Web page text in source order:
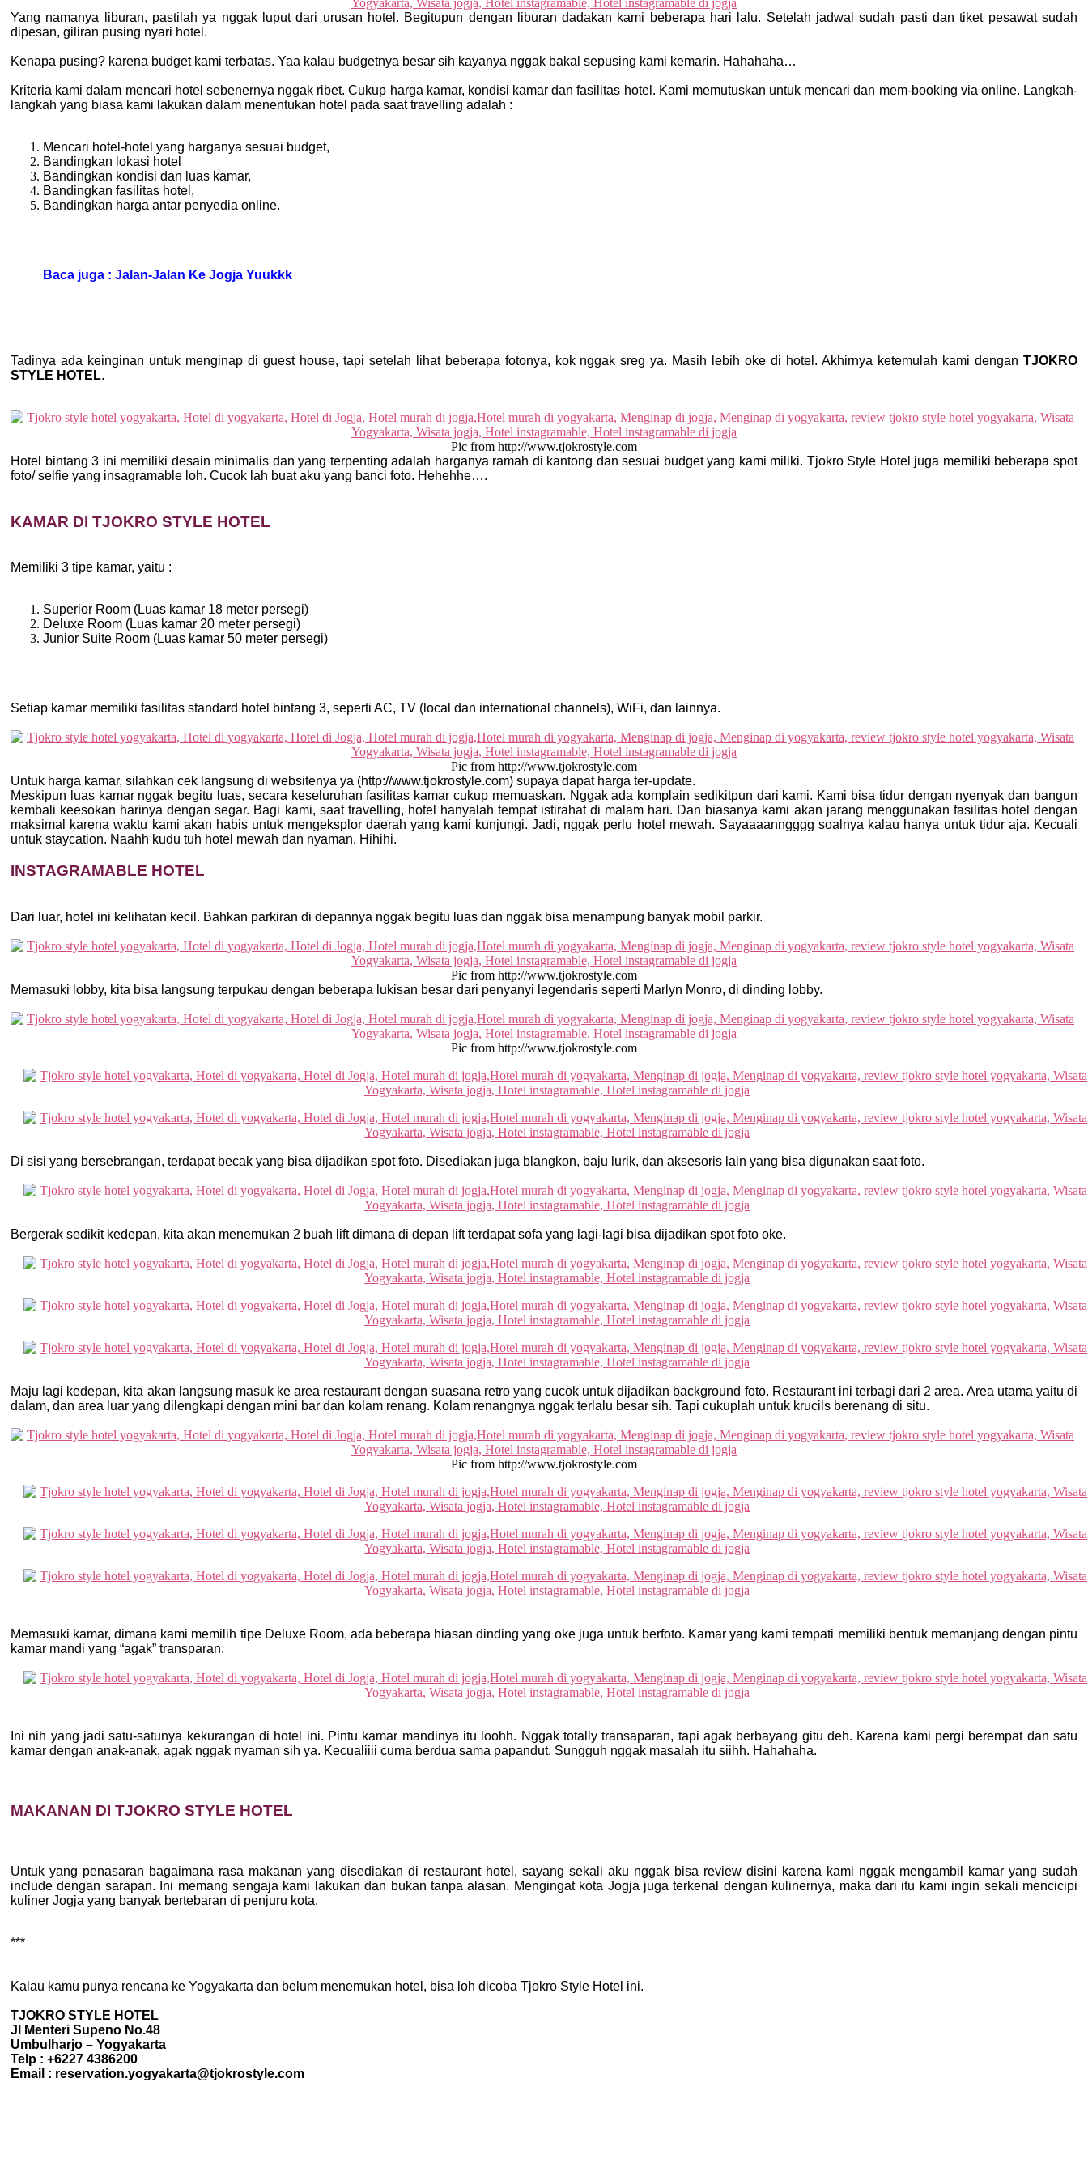
Yang namanya liburan, pastilah ya nggak luput dari urusan hotel. Begitupun dengan liburan dadakan kami beberapa hari lalu. Setelah jadwal sudah pasti dan tiket pesawat sudah
dipesan, giliran pusing nyari hotel.
Kenapa pusing? karena budget kami terbatas. Yaa kalau budgetnya besar sih kayanya nggak bakal sepusing kami kemarin. Hahahaha…
Kriteria kami dalam mencari hotel sebenernya nggak ribet. Cukup harga kamar, kondisi kamar dan fasilitas hotel. Kami memutuskan untuk mencari dan mem-booking via online. Langkah-
langkah yang biasa kami lakukan dalam menentukan hotel pada saat travelling adalah :
Mencari hotel-hotel yang harganya sesuai budget,
Bandingkan lokasi hotel
Bandingkan kondisi dan luas kamar,
Bandingkan fasilitas hotel,
Bandingkan harga antar penyedia online.
Baca juga : Jalan-Jalan Ke Jogja Yuukkk
Tadinya ada keinginan untuk menginap di guest house, tapi setelah lihat beberapa fotonya, kok nggak sreg ya. Masih lebih oke di hotel. Akhirnya ketemulah kami dengan TJOKRO
STYLE HOTEL.
Pic from http://www.tjokrostyle.com
Hotel bintang 3 ini memiliki desain minimalis dan yang terpenting adalah harganya ramah di kantong dan sesuai budget yang kami miliki. Tjokro Style Hotel juga memiliki beberapa spot
foto/ selfie yang insagramable loh. Cucok lah buat aku yang banci foto. Hehehhe….
KAMAR DI TJOKRO STYLE HOTEL
Memiliki 3 tipe kamar, yaitu :
Superior Room (Luas kamar 18 meter persegi)
Deluxe Room (Luas kamar 20 meter persegi)
Junior Suite Room (Luas kamar 50 meter persegi)
Setiap kamar memiliki fasilitas standard hotel bintang 3, seperti AC, TV (local dan international channels), WiFi, dan lainnya.
Pic from http://www.tjokrostyle.com
Untuk harga kamar, silahkan cek langsung di websitenya ya (http://www.tjokrostyle.com) supaya dapat harga ter-update.
Meskipun luas kamar nggak begitu luas, secara keseluruhan fasilitas kamar cukup memuaskan. Nggak ada komplain sedikitpun dari kami. Kami bisa tidur dengan nyenyak dan bangun
kembali keesokan harinya dengan segar. Bagi kami, saat travelling, hotel hanyalah tempat istirahat di malam hari. Dan biasanya kami akan jarang menggunakan fasilitas hotel dengan
maksimal karena waktu kami akan habis untuk mengeksplor daerah yang kami kunjungi. Jadi, nggak perlu hotel mewah. Sayaaaanngggg soalnya kalau hanya untuk tidur aja. Kecuali
untuk staycation. Naahh kudu tuh hotel mewah dan nyaman. Hihihi.
INSTAGRAMABLE HOTEL
Dari luar, hotel ini kelihatan kecil. Bahkan parkiran di depannya nggak begitu luas dan nggak bisa menampung banyak mobil parkir.
Pic from http://www.tjokrostyle.com
Memasuki lobby, kita bisa langsung terpukau dengan beberapa lukisan besar dari penyanyi legendaris seperti Marlyn Monro, di dinding lobby.
Pic from http://www.tjokrostyle.com
Di sisi yang bersebrangan, terdapat becak yang bisa dijadikan spot foto. Disediakan juga blangkon, baju lurik, dan aksesoris lain yang bisa digunakan saat foto.
Bergerak sedikit kedepan, kita akan menemukan 2 buah lift dimana di depan lift terdapat sofa yang lagi-lagi bisa dijadikan spot foto oke.
Maju lagi kedepan, kita akan langsung masuk ke area restaurant dengan suasana retro yang cucok untuk dijadikan background foto. Restaurant ini terbagi dari 2 area. Area utama yaitu di
dalam, dan area luar yang dilengkapi dengan mini bar dan kolam renang. Kolam renangnya nggak terlalu besar sih. Tapi cukuplah untuk krucils berenang di situ.
Pic from http://www.tjokrostyle.com
Memasuki kamar, dimana kami memilih tipe Deluxe Room, ada beberapa hiasan dinding yang oke juga untuk berfoto. Kamar yang kami tempati memiliki bentuk memanjang dengan pintu
kamar mandi yang “agak” transparan.
Ini nih yang jadi satu-satunya kekurangan di hotel ini. Pintu kamar mandinya itu loohh. Nggak totally transaparan, tapi agak berbayang gitu deh. Karena kami pergi berempat dan satu
kamar dengan anak-anak, agak nggak nyaman sih ya. Kecualiiii cuma berdua sama papandut. Sungguh nggak masalah itu siihh. Hahahaha.
MAKANAN DI TJOKRO STYLE HOTEL
Untuk yang penasaran bagaimana rasa makanan yang disediakan di restaurant hotel, sayang sekali aku nggak bisa review disini karena kami nggak mengambil kamar yang sudah
include dengan sarapan. Ini memang sengaja kami lakukan dan bukan tanpa alasan. Mengingat kota Jogja juga terkenal dengan kulinernya, maka dari itu kami ingin sekali mencicipi
kuliner Jogja yang banyak bertebaran di penjuru kota.
***
Kalau kamu punya rencana ke Yogyakarta dan belum menemukan hotel, bisa loh dicoba Tjokro Style Hotel ini.
TJOKRO STYLE HOTEL
Jl Menteri Supeno No.48
Umbulharjo – Yogyakarta
Telp : +6227 4386200
Email : reservation.yogyakarta@tjokrostyle.com